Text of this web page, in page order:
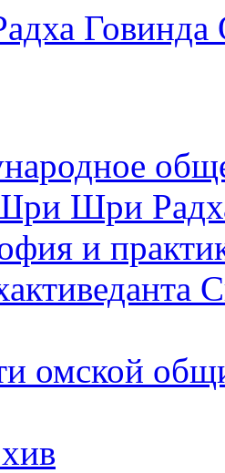
Говинда
Шри
и
омской